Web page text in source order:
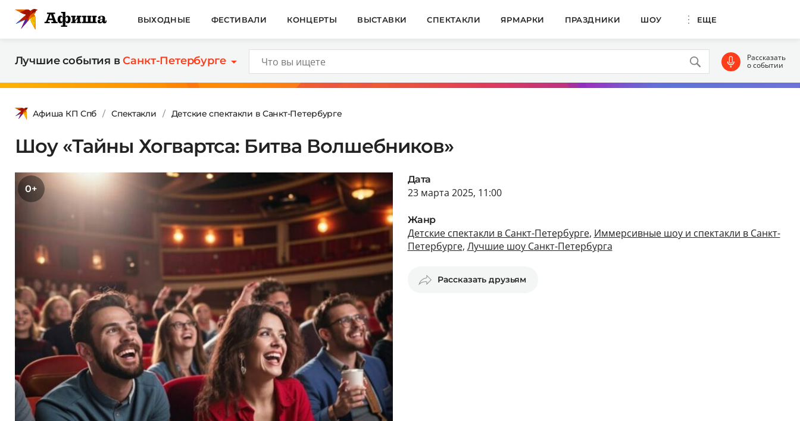
ВЫХОДНЫЕ ФЕСТИВАЛИ КОНЦЕРТЫ ВЫСТАВКИ СПЕКТАКЛИ ЯРМАРКИ ПРАЗДНИКИ ШОУ ЕЩЕ
Лучшие события вСанкт-Петербурге Рассказать
о событии
Афиша КП Спб Спектакли Детские спектакли в Санкт-Петербурге
Шоу «Тайны Хогвартса: Битва Волшебников»
0+
Дата
23 марта 2025, 11:00
Жанр
Детские спектакли в Санкт-Петербурге, Иммерсивные шоу и спектакли в Санкт-
Петербурге, Лучшие шоу Санкт-Петербурга
Рассказать друзьям